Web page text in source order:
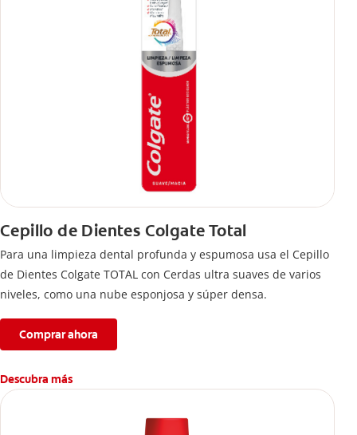
Cepillo de Dientes Colgate Total
Para una limpieza dental profunda y espumosa usa el Cepillo
de Dientes Colgate TOTAL con Cerdas ultra suaves de varios
niveles, como una nube esponjosa y súper densa.
Comprar ahora
Descubra más